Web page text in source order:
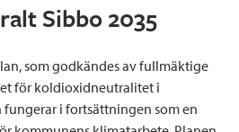
Sibbo 2035
som godkändes av fullmäktige
för koldioxidneutralitet i
i fortsättningen som en